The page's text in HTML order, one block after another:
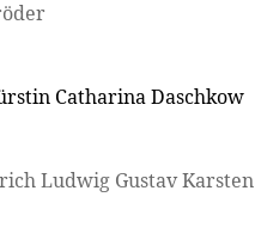
Catharina Daschkow
Ludwig Gustav Karsten